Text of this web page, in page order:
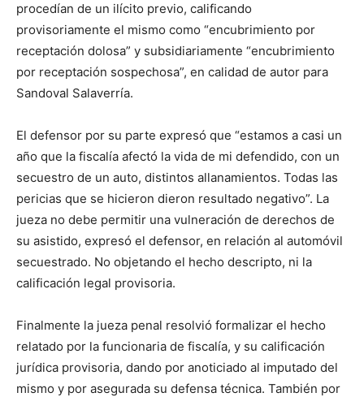
procedían de un ilícito previo, calificando
provisoriamente el mismo como “encubrimiento por
receptación dolosa” y subsidiariamente “encubrimiento
por receptación sospechosa”, en calidad de autor para
Sandoval Salaverría.
El defensor por su parte expresó que “estamos a casi un
año que la fiscalía afectó la vida de mi defendido, con un
secuestro de un auto, distintos allanamientos. Todas las
pericias que se hicieron dieron resultado negativo”. La
jueza no debe permitir una vulneración de derechos de
su asistido, expresó el defensor, en relación al automóvil
secuestrado. No objetando el hecho descripto, ni la
calificación legal provisoria.
Finalmente la jueza penal resolvió formalizar el hecho
relatado por la funcionaria de fiscalía, y su calificación
jurídica provisoria, dando por anoticiado al imputado del
mismo y por asegurada su defensa técnica. También por